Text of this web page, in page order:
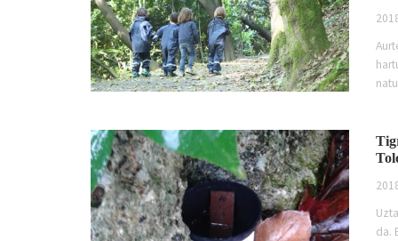
da.